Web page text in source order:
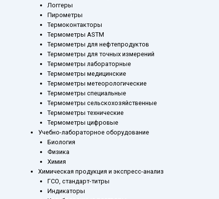
Логгеры
Пирометры
Термоконтакторы
Термометры ASTM
Термометры для нефтепродуктов
Термометры для точных измерений
Термометры лабораторные
Термометры медицинские
Термометры метеорологические
Термометры специальные
Термометры сельскохозяйственные
Термометры технические
Термометры цифровые
Учебно-лабораторное оборудование
Биология
Физика
Химия
Химическая продукция и экспресс-анализ
ГСО, стандарт-титры
Индикаторы